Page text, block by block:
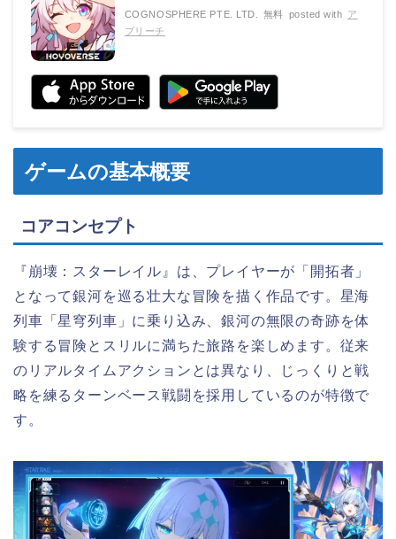
COGNOSPHERE PTE. LTD. 無料 posted with ア
プリーチ
ゲームの基本概要
コアコンセプト
『崩壊：スターレイル』は、プレイヤーが「開拓者」
となって銀河を巡る壮大な冒険を描く作品です。星海
列車「星穹列車」に乗り込み、銀河の無限の奇跡を体
験する冒険とスリルに満ちた旅路を楽しめます。従来
のリアルタイムアクションとは異なり、じっくりと戦
略を練るターンベース戦闘を採用しているのが特徴で
す。